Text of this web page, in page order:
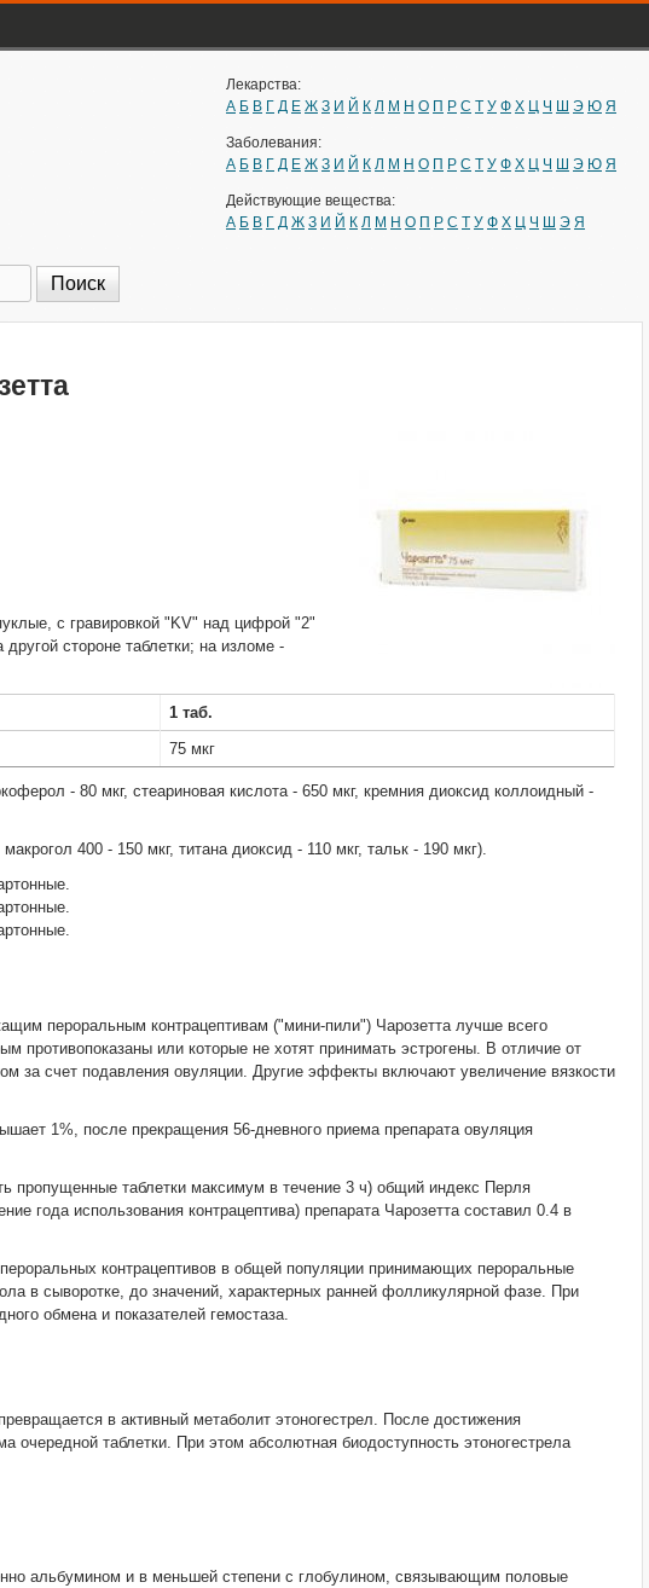
Лекарства:
А Б В Г Д Е Ж З И Й К Л М Н О П Р С Т У Ф Х Ц Ч Ш Э Ю Я
Заболевания:
А Б В Г Д Е Ж З И Й К Л М Н О П Р С Т У Ф Х Ц Ч Ш Э Ю Я
Действующие вещества:
А Б В Г Д Ж З И Й К Л М Н О П Р С Т У Ф Х Ц Ч Ш Э Я
с гравировкой "KV" над цифрой "2"
стороне таблетки; на изломе -
1 таб.
75 мкг
- 80 мкг, стеариновая кислота - 650 мкг, кремния диоксид коллоидный -
400 - 150 мкг, титана диоксид - 110 мкг, тальк - 190 мкг).
пероральным контрацептивам ("мини-пили") Чарозетта лучше всего
противопоказаны или которые не хотят принимать эстрогены. В отличие от
за счет подавления овуляции. Другие эффекты включают увеличение вязкости
1%, после прекращения 56-дневного приема препарата овуляция
пропущенные таблетки максимум в течение 3 ч) общий индекс Перля
года использования контрацептива) препарата Чарозетта составил 0.4 в
контрацептивов в общей популяции принимающих пероральные
в сыворотке, до значений, характерных ранней фолликулярной фазе. При
обмена и показателей гемостаза.
в активный метаболит этоногестрел. После достижения
очередной таблетки. При этом абсолютная биодоступность этоногестрела
альбумином и в меньшей степени с глобулином, связывающим половые